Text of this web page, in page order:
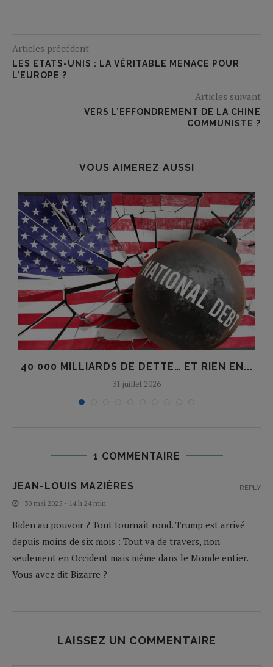
Articles précédent
LES ETATS-UNIS : LA VÉRITABLE MENACE POUR
L’EUROPE ?
Articles suivant
VERS L’EFFONDREMENT DE LA CHINE
COMMUNISTE ?
VOUS AIMEREZ AUSSI
40 000 MILLIARDS DE DETTE… ET RIEN EN...
31 juillet 2026
1 COMMENTAIRE
JEAN-LOUIS MAZIÈRES
30 mai 2025 - 14 h 24 min
Biden au pouvoir ? Tout tournait rond. Trump est arrivé
depuis moins de six mois : Tout va de travers, non
seulement en Occident mais même dans le Monde entier.
Vous avez dit Bizarre ?
REPLY
LAISSEZ UN COMMENTAIRE